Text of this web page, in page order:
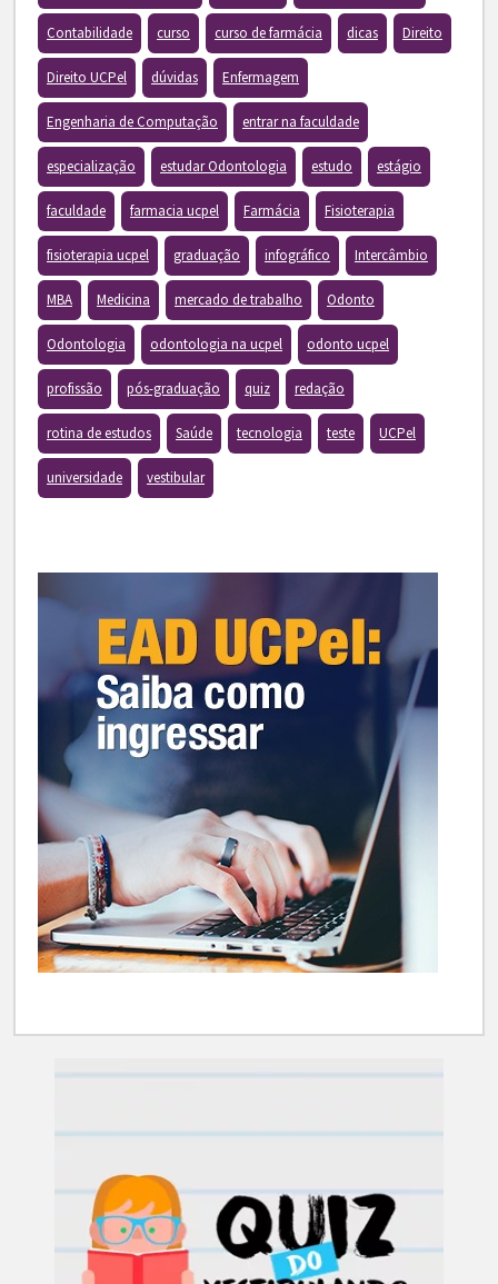
Contabilidade curso curso de farmácia dicas Direito
Direito UCPel dúvidas Enfermagem
Engenharia de Computação entrar na faculdade
especialização estudar Odontologia estudo estágio
faculdade farmacia ucpel Farmácia Fisioterapia
fisioterapia ucpel graduação infográfico Intercâmbio
MBA Medicina mercado de trabalho Odonto
Odontologia odontologia na ucpel odonto ucpel
profissão pós-graduação quiz redação
rotina de estudos Saúde tecnologia teste UCPel
universidade vestibular